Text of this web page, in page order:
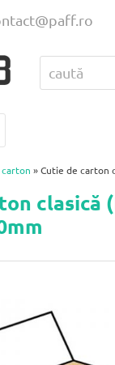
carton » Cutie de carton
clasică